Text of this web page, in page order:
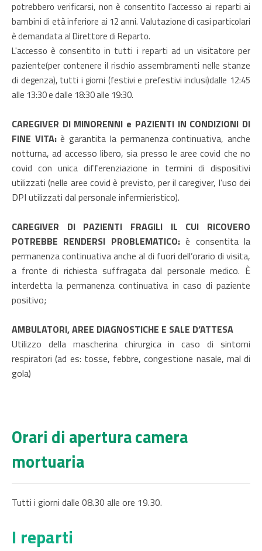
potrebbero verificarsi, non è consentito l'accesso ai reparti ai
bambini di età inferiore ai 12 anni. Valutazione di casi particolari
è demandata al Direttore di Reparto.
L'accesso è consentito in tutti i reparti ad un visitatore per
paziente(per contenere il rischio assembramenti nelle stanze
di degenza), tutti i giorni (festivi e prefestivi inclusi)dalle 12:45
alle 13:30 e dalle 18:30 alle 19:30.
CAREGIVER DI MINORENNI e PAZIENTI IN CONDIZIONI DI
FINE VITA:è garantita la permanenza continuativa, anche
notturna, ad accesso libero, sia presso le aree covid che no
covid con unica differenziazione in termini di dispositivi
utilizzati (nelle aree covid è previsto, per il caregiver, l’uso dei
DPI utilizzati dal personale infermieristico).
CAREGIVER DI PAZIENTI FRAGILI IL CUI RICOVERO
POTREBBE RENDERSI PROBLEMATICO:è consentita la
permanenza continuativa anche al di fuori dell’orario di visita,
a fronte di richiesta suffragata dal personale medico. È
interdetta la permanenza continuativa in caso di paziente
positivo;
AMBULATORI, AREE DIAGNOSTICHE E SALE D’ATTESA
Utilizzo della mascherina chirurgica in caso di sintomi
respiratori (ad es: tosse, febbre, congestione nasale, mal di
gola)
Orari di apertura camera
mortuaria
Tutti i giorni dalle 08.30 alle ore 19.30.
I reparti